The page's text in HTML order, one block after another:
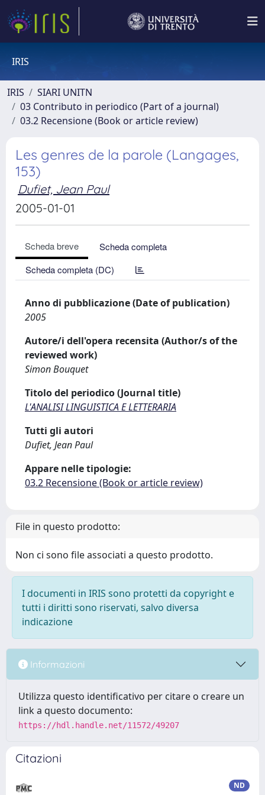
IRIS
IRIS
SIARI UNITN
03 Contributo in periodico (Part of a journal)
03.2 Recensione (Book or article review)
Les genres de la parole (Langages,
153)
Dufiet, Jean Paul
2005-01-01
Scheda breve
Scheda completa
Scheda completa (DC)
Anno di pubblicazione (Date of publication)
2005
Autore/i dell'opera recensita (Author/s of the
reviewed work)
Simon Bouquet
Titolo del periodico (Journal title)
L'ANALISI LINGUISTICA E LETTERARIA
Tutti gli autori
Dufiet, Jean Paul
Appare nelle tipologie:
03.2 Recensione (Book or article review)
File in questo prodotto:
Non ci sono file associati a questo prodotto.
I documenti in IRIS sono protetti da copyright e
tutti i diritti sono riservati, salvo diversa
indicazione
Informazioni
Utilizza questo identificativo per citare o creare un
link a questo documento:
https://hdl.handle.net/11572/49207
Citazioni
ND